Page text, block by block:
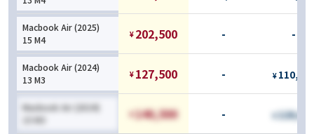
Macbook Air (2025)
15 M4
¥ 202,500 - -
Macbook Air (2024)
13 M3
¥ 127,500 - ¥
Macbook Air (2024)
15 M3
¥140,500 -